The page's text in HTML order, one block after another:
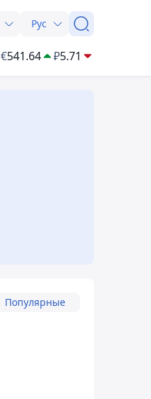
Рус
€541.64 ₽5.71
Популярные